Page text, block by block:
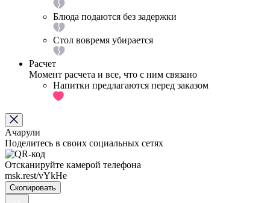
Блюда подаются без задержки
Стол вовремя убирается
Расчет
Момент расчета и все, что с ним связано
Напитки предлагаются перед заказом
Ачарули
Поделитесь в своих социальных сетях
Отсканируйте камерой телефона
msk.rest/vYkHe
Скопировать